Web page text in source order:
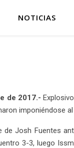
NOTICIAS
de 2017.-
imponiéndose
Josh Fuentes
3-3, luego